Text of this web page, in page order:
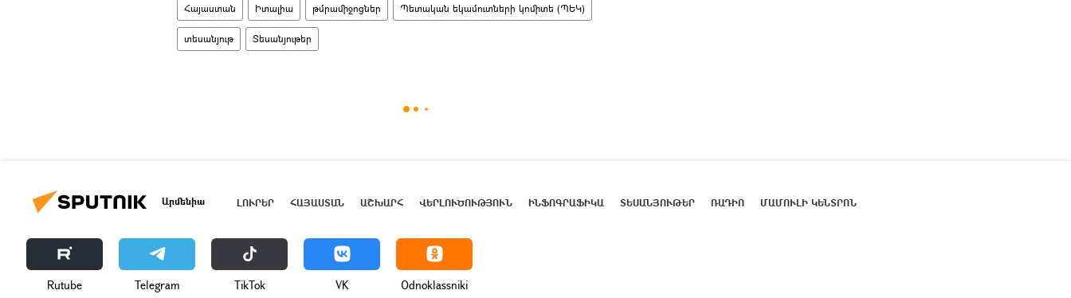
Հայաստան Իտալիա թմրամիջոցներ Պետական եկամուտների կոմիտե (ՊԵԿ)
տեսանյութ Տեսանյութեր
Արմենիա ԼՈՒՐԵՐ ՀԱՅԱՍՏԱՆ ԱՇԽԱՐՀ ՎԵՐԼՈՒԾՈՒԹՅՈՒՆ ԻՆՖՈԳՐԱՖԻԿԱ ՏԵՍԱՆՅՈՒԹԵՐ ՌԱԴԻՈ ՄԱՄՈՒԼԻ ԿԵՆՏՐՈՆ
Rutube Telegram ТikТоk VK Odnoklassniki